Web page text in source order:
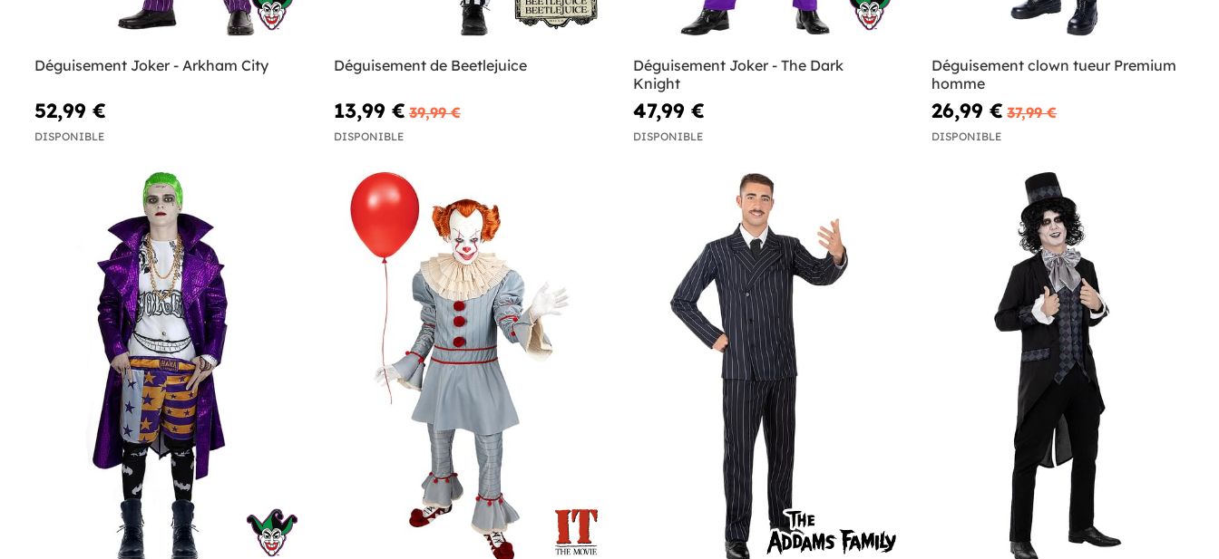
Déguisement Joker - Arkham City
52,99 €
DISPONIBLE
Déguisement de Beetlejuice
13,99 € 39,99 €
DISPONIBLE
Déguisement Joker - The Dark
Knight
47,99 €
DISPONIBLE
Déguisement clown tueur Premium
homme
26,99 € 37,99 €
DISPONIBLE